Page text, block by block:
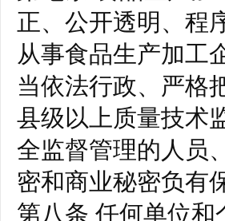
正、公开透明、程
从事食品生产加工
当依法行政、严格
县级以上质量技术
全监督管理的人员
密和商业秘密负有
第八条 任何单位